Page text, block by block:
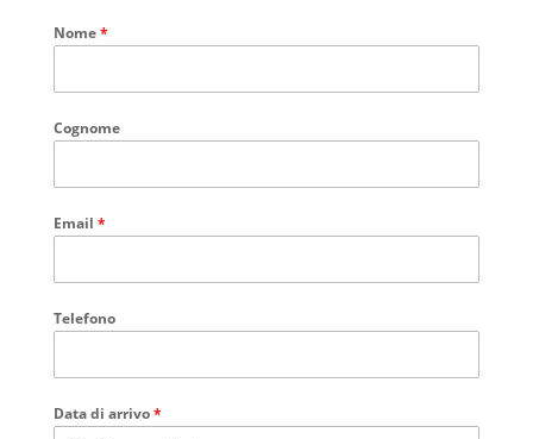
Nome*
Cognome
Email *
Telefono
Data di arrivo*